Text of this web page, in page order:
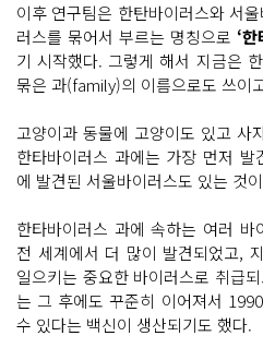
이후 연구팀은 한탄바이러스와 서
러스를 묶어서 부르는 명칭으로 ‘
기 시작했다. 그렇게 해서 지금은
묶은 과(family)의 이름으로도 쓰이
고양이과 동물에 고양이도 있고 사
한타바이러스 과에는 가장 먼저
에 발견된 서울바이러스도 있는 것
한타바이러스 과에 속하는 여러
전 세계에서 더 많이 발견되었고,
일으키는 중요한 바이러스로 취급
는 그 후에도 꾸준히 이어져서
수 있다는 백신이 생산되기도 했다.